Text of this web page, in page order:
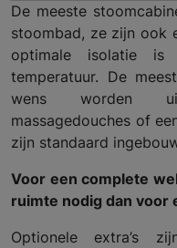
De meeste
stoombad, ze zijn ook
optimale isolatie is
temperatuur. De
wens worden
massagedouches of
zijn standaard
Voor een complete
ruimte nodig dan voor
Optionele extra’s